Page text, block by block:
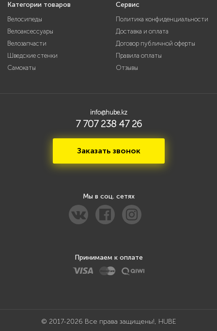
Категории товаров
Велосипеды
Велоаксессуары
Велозапчасти
Шведские стенки
Самокаты
Сервис
Политика конфиденциальности
Доставка и оплата
Договор публичной оферты
Правила оплаты
Отзывы
info@hube.kz
7 707 238 47 26
Заказать звонок
Мы в соц. сетях
Принимаем к оплате
© 2017-2026 Все права защищены!, HUBE